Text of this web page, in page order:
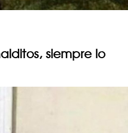
siempre lo